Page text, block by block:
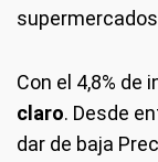
Con el 4,8% de
claro. Desde
dar de baja